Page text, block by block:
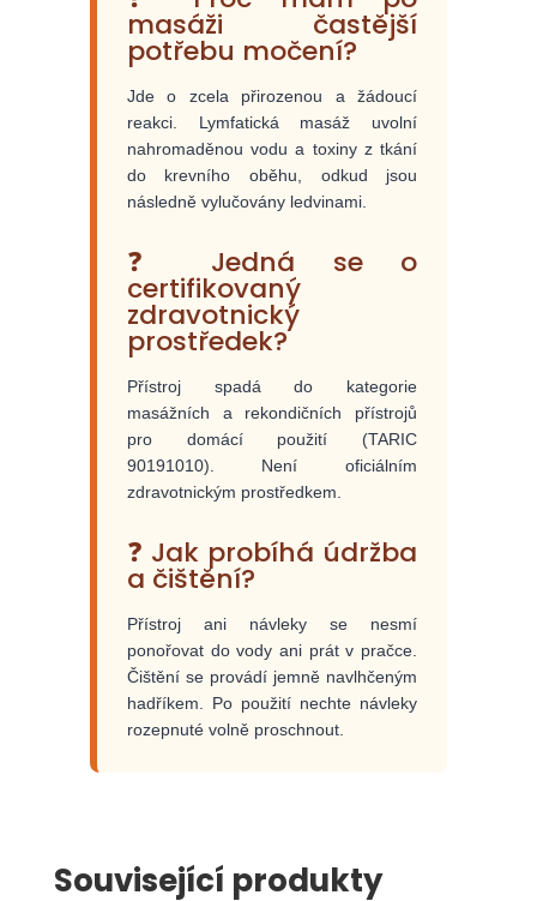
masáži častější
potřebu močení?
Jde o zcela přirozenou a žádoucí
reakci. Lymfatická masáž uvolní
nahromaděnou vodu a toxiny z tkání
do krevního oběhu, odkud jsou
následně vylučovány ledvinami.
❓ Jedná se o
certifikovaný
zdravotnický
prostředek?
Přístroj spadá do kategorie
masážních a rekondičních přístrojů
pro domácí použití (TARIC
90191010). Není oficiálním
zdravotnickým prostředkem.
❓ Jak probíhá údržba
a čištění?
Přístroj ani návleky se nesmí
ponořovat do vody ani prát v pračce.
Čištění se provádí jemně navlhčeným
hadříkem. Po použití nechte návleky
rozepnuté volně proschnout.
Související produkty